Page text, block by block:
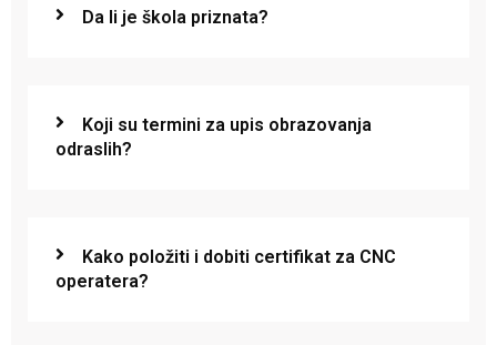
Da li je škola priznata?
Koji su termini za upis obrazovanja
odraslih?
Kako položiti i dobiti certifikat za CNC
operatera?